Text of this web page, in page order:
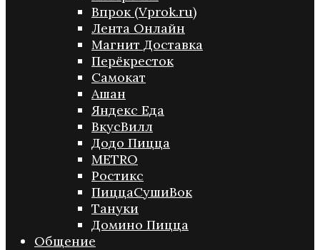
Впрок (Vprok.ru)
Лента Онлайн
Магнит Доставка
Перёкресток
Самокат
Ашан
Яндекс Еда
ВкусВилл
Додо Пицца
METRO
Ростикс
ПиццаСушиВок
Тануки
Домино Пицца
Общение